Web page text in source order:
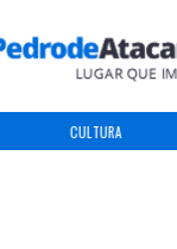
TURISMO